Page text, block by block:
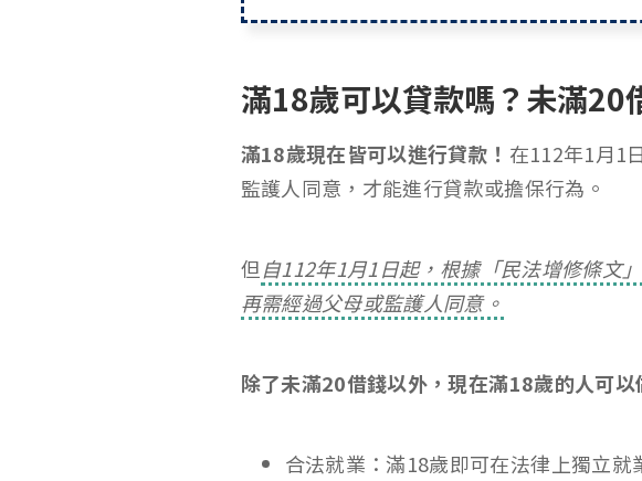
滿18歲可以貸款嗎？未滿20
滿18歲現在皆可以進行貸款！ 在112年1月1
監護人同意，才能進行貸款或擔保行為。
但自112年1月1日起，根據「民法增修條文
再需經過父母或監護人同意。
除了未滿20借錢以外，現在滿18歲的人可
合法就業：滿18歲即可在法律上獨立就